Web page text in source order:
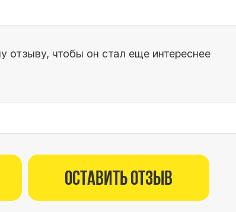
отзыву, чтобы он стал еще интереснее
Оставить отзыв